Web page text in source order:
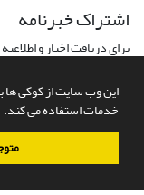
این وب سایت از کوکی ها
خدمات استفاده می کند.
اشتراک خبرنامه
برای دریافت اخبار و
سامانه مدیریت نشریات